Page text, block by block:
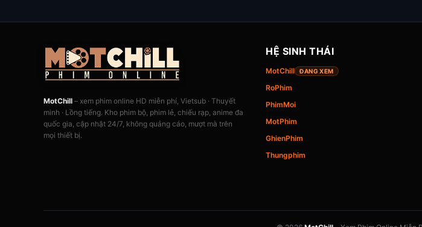
MotChill – xem phim online HD miễn phí, Vietsub · Thuyết
minh · Lồng tiếng. Kho phim bộ, phim lẻ, chiếu rạp, anime đa
quốc gia, cập nhật 24/7, không quảng cáo, mượt mà trên
mọi thiết bị.
HỆ SINH THÁI
MotChill ĐANG XEM
RoPhim
PhimMoi
MotPhim
GhienPhim
Thungphim